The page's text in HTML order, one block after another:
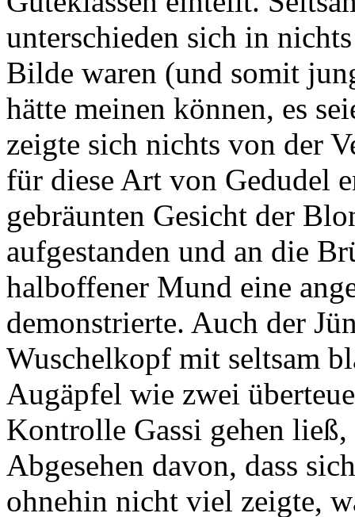
unterschieden sich in
Bilde waren (und somit
hätte meinen können, es
zeigte sich nichts von der
für diese Art von Gedudel
gebräunten Gesicht der
aufgestanden und an die
halboffener Mund eine
demonstrierte. Auch der
Wuschelkopf mit seltsam
Augäpfel wie zwei
Kontrolle Gassi gehen
Abgesehen davon, dass
ohnehin nicht viel zeigte,